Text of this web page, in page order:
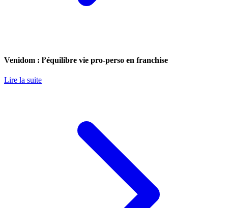
Venidom : l’équilibre vie pro-perso en franchise
Lire la suite